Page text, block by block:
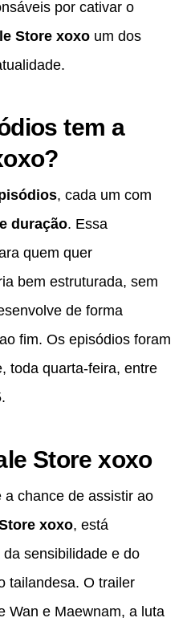
por cativar o
Store xoxo um dos
tem a
, cada um com
duração. Essa
quem quer
bem estruturada, sem
de forma
fim. Os episódios foram
toda quarta-feira, entre
Store xoxo
chance de assistir ao
xoxo, está
sensibilidade e do
tailandesa. O trailer
Wan e Maewnam, a luta